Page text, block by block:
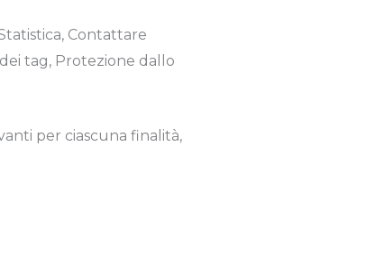
Contattare
tag, Protezione dallo
per ciascuna finalità,